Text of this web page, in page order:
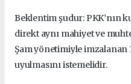
Beklentim şudur: PKK’nın
direkt aynı mahiyet ve
Şam yönetimiyle
uyulmasını istemelidir.